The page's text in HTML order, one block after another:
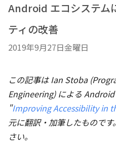
Android エコシステム
ティの改善
2019年9月27日金曜日
この記事は Ian Stoba
Engineering) による
"Improving Accessibility in
元に翻訳・加筆したもので
さい。